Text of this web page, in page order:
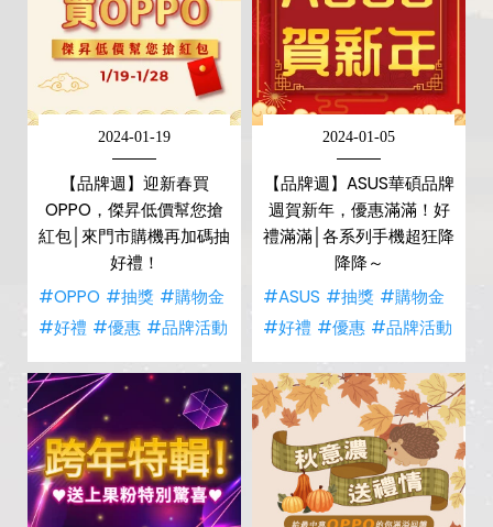
2024-01-19
【品牌週】迎新春買
OPPO，傑昇低價幫您搶
紅包│來門市購機再加碼抽
好禮！
#OPPO #抽獎 #購物金
#好禮 #優惠 #品牌活動
2024-01-05
【品牌週】ASUS華碩品牌
週賀新年，優惠滿滿！好
禮滿滿│各系列手機超狂降
降降～
#ASUS #抽獎 #購物金
#好禮 #優惠 #品牌活動